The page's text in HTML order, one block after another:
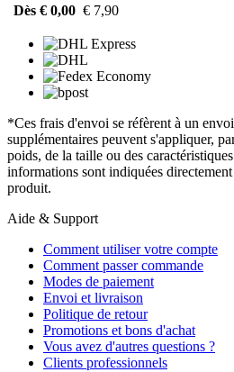
Dès € 0,00 € 7,90
*Ces frais d'envoi se réfèrent à un
supplémentaires peuvent s'appliquer,
poids, de la taille ou des
informations sont indiquées
produit.
Aide & Support
Comment utiliser votre compte
Comment passer commande
Modes de paiement
Envoi et livraison
Politique de retour
Promotions et bons d'achat
Vous avez d'autres questions ?
Clients professionnels